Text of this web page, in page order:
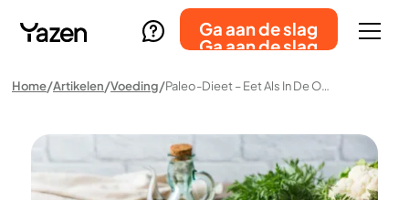
Ga aan de slag
Ga aan de slag
Home Artikelen Voeding Paleo-Dieet – Eet Als In De Oertijd